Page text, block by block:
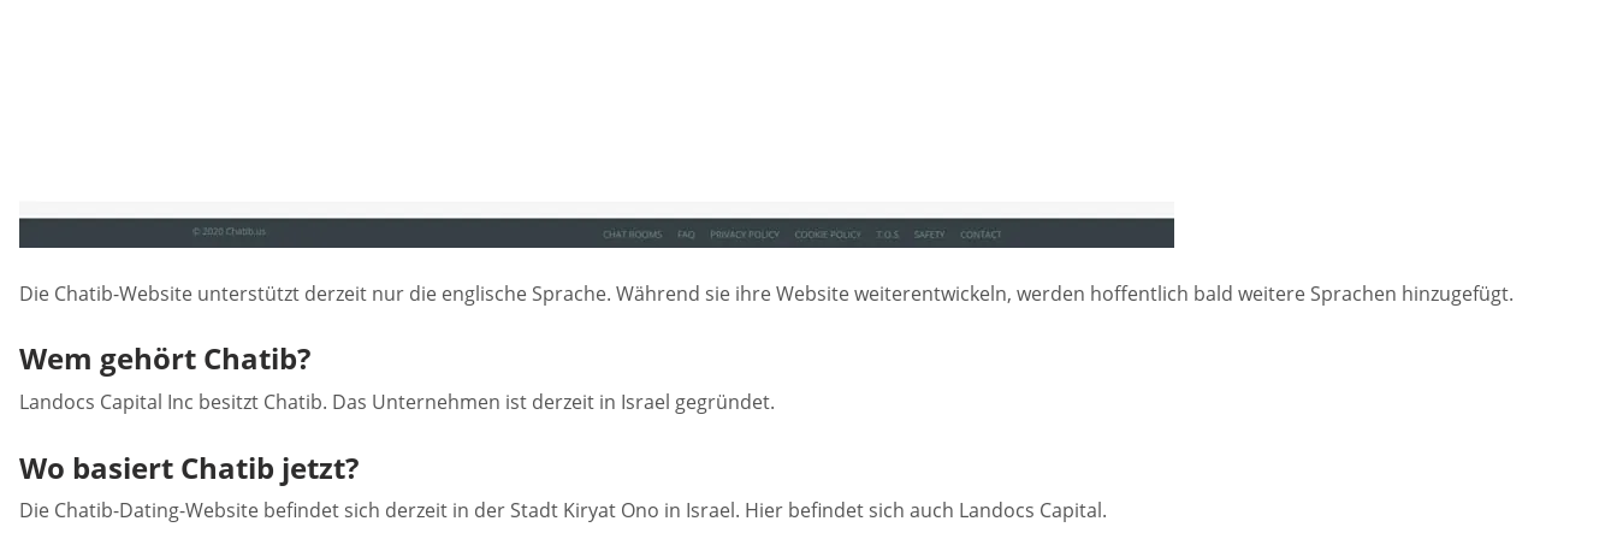
Die Chatib-Website unterstützt derzeit nur die englische Sprache. Während sie ihre Website weiterentwickeln, werden hoffentlich bald weitere Sprachen hinzugefügt.
Wem gehört Chatib?
Landocs Capital Inc besitzt Chatib. Das Unternehmen ist derzeit in Israel gegründet.
Wo basiert Chatib jetzt?
Die Chatib-Dating-Website befindet sich derzeit in der Stadt Kiryat Ono in Israel. Hier befindet sich auch Landocs Capital.